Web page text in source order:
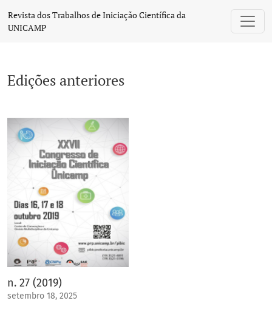
Revista dos Trabalhos de Iniciação Científica da
UNICAMP
Edições anteriores
n. 27 (2019)
setembro 18, 2025